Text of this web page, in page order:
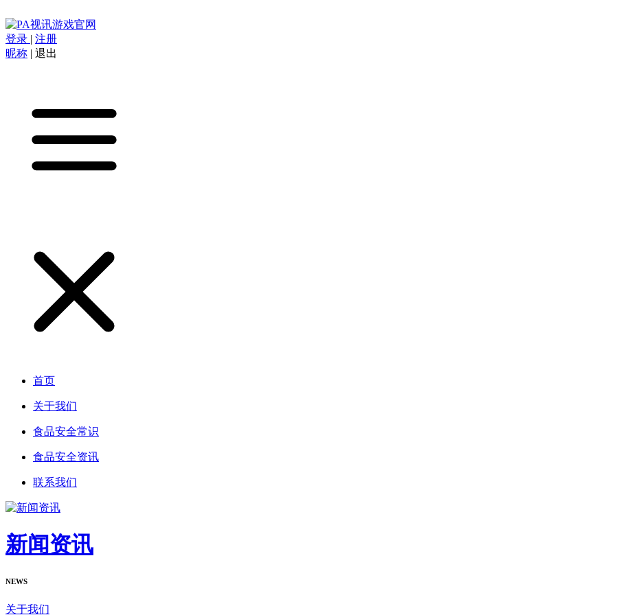
登录 | 注册
昵称 | 退出
首页
关于我们
食品安全常识
食品安全资讯
联系我们
新闻资讯
NEWS
关于我们